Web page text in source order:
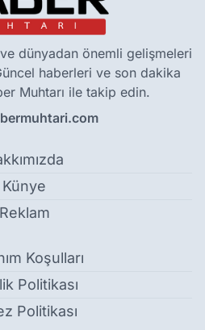
dünyadan önemli gelişmeleri
haberleri ve son dakika
Muhtarı ile takip edin.
Künye
Reklam
Koşulları
Politikası
Politikası